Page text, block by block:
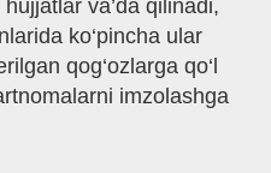
va’da qilinadi,
ko‘pincha ular
qog‘ozlarga qo‘l
imzolashga